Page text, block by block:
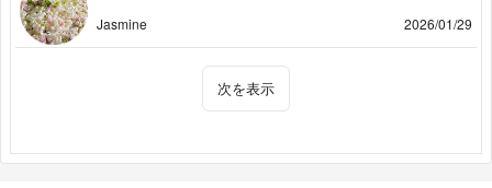
Jasmine 2026/01/29
次を表示